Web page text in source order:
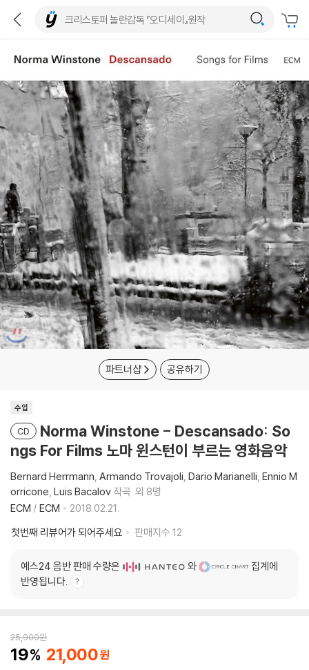
파트너샵 공유하기
수입
CD
Norma Winstone - Descansado: So
ngs For Films 노마 윈스턴이 부르는 영화음악
Bernard Herrmann Armando Trovajoli Dario Marianelli Ennio M
orricone Luis Bacalov 작곡 외 8명
ECM / ECM
2018.02.21.
첫번째 리뷰어가 되어주세요
판매지수 12
예스24 음반 판매 수량은 와
집계에
반영됩니다.
25,900원
19 21,000